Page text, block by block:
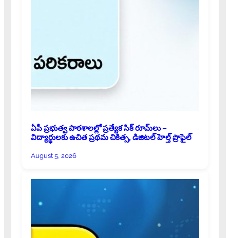
ఏపీ ప్రభుత్వ పాఠశాలల్లో ప్రత్యేక సిక్ రూమ్‌లు –
విద్యార్థులకు ఉచిత ప్రథమ చికిత్స, డిజిటల్ హెల్త్ ప్రొఫైల్
August 5, 2026